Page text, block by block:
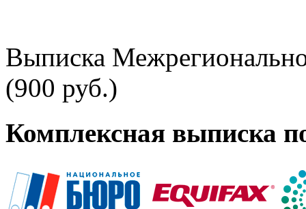
Выписка
(900 руб.)
Комплексная выписка